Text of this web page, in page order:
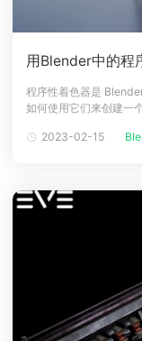
用Blender中的程
程序性着色器是
如何使用它们来创建一
欢迎和云渲染小编一起
2023-02-15